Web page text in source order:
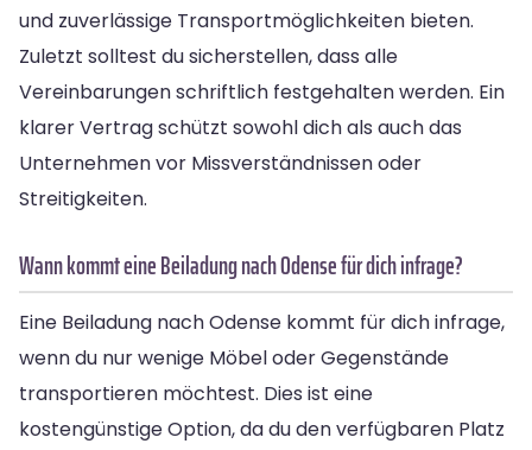
und zuverlässige Transportmöglichkeiten bieten.
Zuletzt solltest du sicherstellen, dass alle
Vereinbarungen schriftlich festgehalten werden. Ein
klarer Vertrag schützt sowohl dich als auch das
Unternehmen vor Missverständnissen oder
Streitigkeiten.
Wann kommt eine Beiladung nach Odense für dich infrage?
Eine Beiladung nach Odense kommt für dich infrage,
wenn du nur wenige Möbel oder Gegenstände
transportieren möchtest. Dies ist eine
kostengünstige Option, da du den verfügbaren Platz